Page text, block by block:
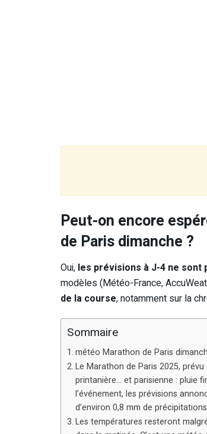
Peut-on encore
de Paris dimanche ?
Oui, les prévisions à J-4 ne sont
modèles (Météo-France,
de la course, notamment sur la
Sommaire
météo Marathon de Paris
Le Marathon de Paris 2025,
printanière… et parisienne : pluie
l’événement, les prévisions
d’environ 0,8 mm de
Les températures resteront